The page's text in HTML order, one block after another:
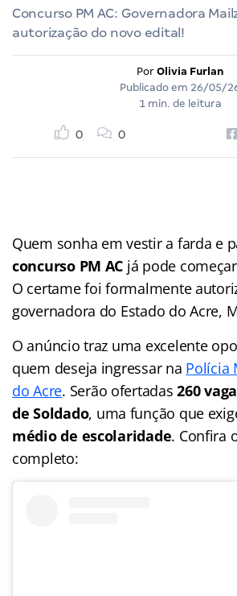
Concurso PM AC: Governadora
autorização do novo edital!
Por Olivia Furlan
Publicado em 26/05/
1 min. de leitura
0 0
Quem sonha em vestir a farda e
concurso PM AC já pode
O certame foi formalmente
governadora do Estado do Acre,
O anúncio traz uma excelente
quem deseja ingressar na Polícia
do Acre. Serão ofertadas260
de Soldado, uma função que
médio de escolaridade. Confira
completo: